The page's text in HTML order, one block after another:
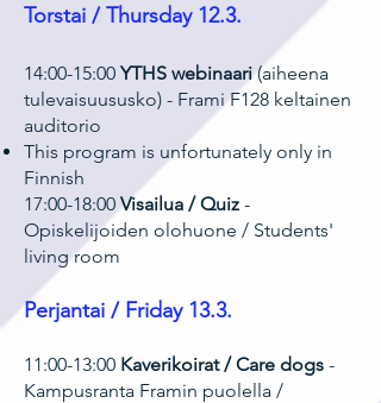
Torstai / Thursday 12.3.
14:00-15:00YTHS webinaari(aiheena
tulevaisuususko) - Frami F128 keltainen
auditorio
This program is unfortunately only in
Finnish
17:00-18:00Visailua / Quiz -
Opiskelijoiden olohuone / Students'
living room
Perjantai / Friday 13.3.
11:00-13:00 Kaverikoirat / Care dogs -
Kampusranta Framin puolella /